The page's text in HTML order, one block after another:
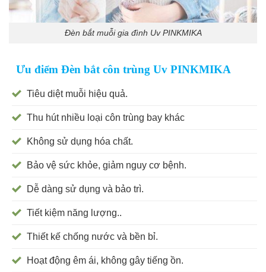
Đèn bắt muỗi gia đình Uv PINKMIKA
Ưu điểm Đèn bắt côn trùng Uv PINKMIKA
Tiêu diệt muỗi hiệu quả.
Thu hút nhiều loại côn trùng bay khác
Không sử dụng hóa chất.
Bảo vệ sức khỏe, giảm nguy cơ bệnh.
Dễ dàng sử dụng và bảo trì.
Tiết kiệm năng lượng..
Thiết kế chống nước và bền bỉ.
Hoạt động êm ái, không gây tiếng ồn.